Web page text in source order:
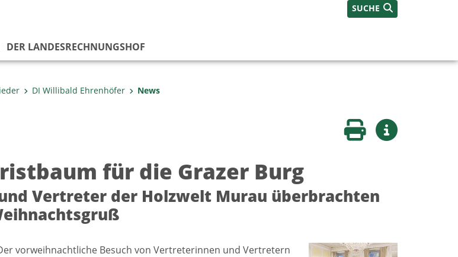
SUCHE
DER LANDESRECHNUNGSHOF
DI Willibald Ehrenhöfer News
Seite druckenWeitere Infos
für die Grazer Burg
Vertreter der Holzwelt Murau überbrachten
vorweihnachtliche Besuch von Vertreterinnen und Vertretern